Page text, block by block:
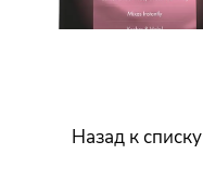
Назад к списку